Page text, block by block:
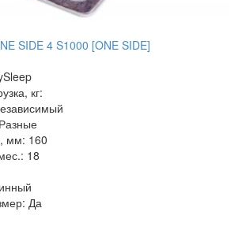
SIDE 4 S1000 [ONE SIDE]
кг:
мм: 160
18
Да